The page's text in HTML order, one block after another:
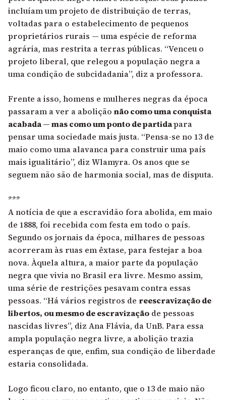
incluíam um projeto de distribuição de terras,
voltadas para o estabelecimento de pequenos
proprietários rurais — uma espécie de reforma
agrária, mas restrita a terras públicas. “Venceu o
projeto liberal, que relegou a população negra a
uma condição de subcidadania”, diz a professora.
Frente a isso, homens e mulheres negras da época
passaram a ver a abolição não como uma conquista
acabada — mas como um ponto de partidapara
pensar uma sociedade mais justa. “Pensa-se no 13 de
maio como uma alavanca para construir uma país
mais igualitário”, diz Wlamyra. Os anos que se
seguem não são de harmonia social, mas de disputa.
***
A notícia de que a escravidão fora abolida, em maio
de 1888, foi recebida com festa em todo o país.
Segundo os jornais da época, milhares de pessoas
acorreram às ruas em êxtase, para festejar a boa
nova. Àquela altura, a maior parte da população
negra que vivia no Brasil era livre. Mesmo assim,
uma série de restrições pesavam contra essas
pessoas. “Há vários registros de reescravização de
libertos, ou mesmo de escravização de pessoas
nascidas livres”, diz Ana Flávia, da UnB. Para essa
ampla população negra livre, a abolição trazia
esperanças de que, enfim, sua condição de liberdade
estaria consolidada.
Logo ficou claro, no entanto, que o 13 de maio não